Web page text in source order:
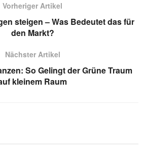
Vorheriger Artikel
steigen – Was Bedeutet das für
den Markt?
Nächster Artikel
So Gelingt der Grüne Traum
kleinem Raum